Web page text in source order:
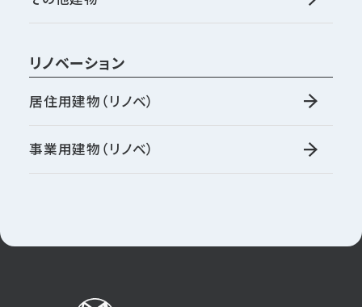
リノベーション
居住用建物（リノベ）
事業用建物（リノベ）